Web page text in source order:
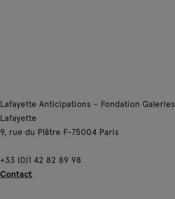
Lafayette Anticipations – Fondation Galeries
Lafayette
9, rue du Plâtre F-75004 Paris
+33 (0)1 42 82 89 98
Contact